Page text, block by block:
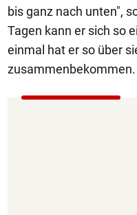
bis ganz nach unten",
Tagen kann er sich so
einmal hat er so über
zusammenbekommen.